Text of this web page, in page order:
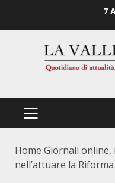
7
PRIMÄRES
Home Giornali online,
nell’attuare la